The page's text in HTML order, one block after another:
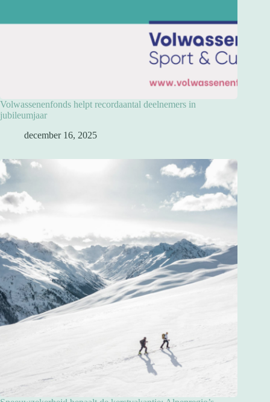
Volwassenenfonds helpt recordaantal deelnemers in
jubileumjaar
december 16, 2025